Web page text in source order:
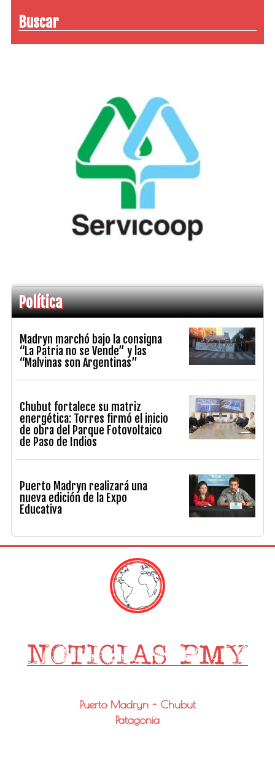
Buscar
Política
Madryn marchó bajo la consigna
“La Patria no se Vende” y las
“Malvinas son Argentinas”
Chubut fortalece su matriz
energética: Torres firmó el inicio
de obra del Parque Fotovoltaico
de Paso de Indios
Puerto Madryn realizará una
nueva edición de la Expo
Educativa
Puerto Madryn - Chubut
Patagonia